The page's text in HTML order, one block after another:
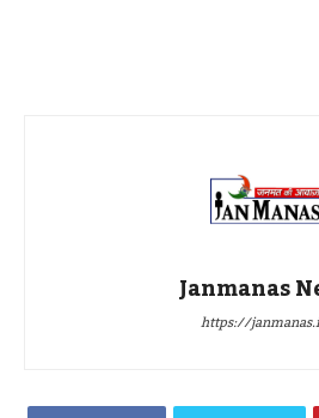
Janmanas
https://